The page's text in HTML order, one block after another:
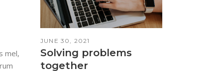
mel,
JUNE 30, 2021
Solving problems
together